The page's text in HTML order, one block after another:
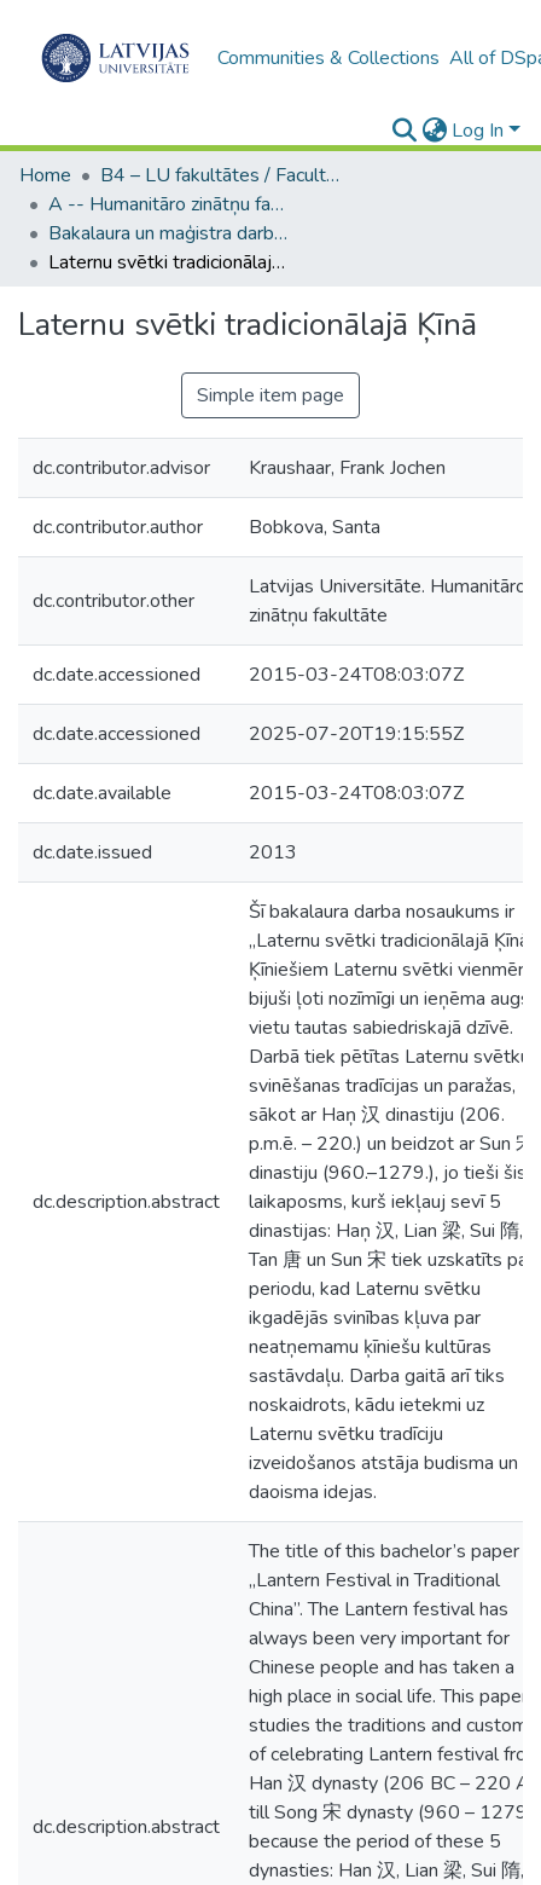
Communities & Collections All of
Log In
Home
B4 – LU fakultātes / Faculties of the UL
A -- Humanitāro zinātņu fakultāte / Faculty of Humanities
Bakalaura un maģistra darbi (HZF) / Bachelor's and Master's theses
Laternu svētki tradicionālajā Ķīnā
Laternu svētki tradicionālajā Ķīnā
Simple item page
dc.contributor.advisor Kraushaar, Frank Jochen
dc.contributor.author Bobkova, Santa
dc.contributor.other
Latvijas Universitāte. Humanitāro
zinātņu fakultāte
dc.date.accessioned 2015-03-24T08:03:07Z
dc.date.accessioned 2025-07-20T19:15:55Z
dc.date.available 2015-03-24T08:03:07Z
dc.date.issued 2013
dc.description.abstract
Šī bakalaura darba nosaukums ir
„Laternu svētki tradicionālajā Ķīnā”.
Ķīniešiem Laternu svētki vienmēr ir
bijuši ļoti nozīmīgi un ieņēma
vietu tautas sabiedriskajā dzīvē.
Darbā tiek pētītas Laternu svētku
svinēšanas tradīcijas un paražas,
sākot ar Haņ 汉 dinastiju (206.
p.m.ē. – 220.) un beidzot ar Sun 宋
dinastiju (960.–1279.), jo tieši šis
laikaposms, kurš iekļauj sevī 5
dinastijas: Haņ 汉, Lian 梁, Sui 隋,
Tan 唐 un Sun 宋 tiek uzskatīts par
periodu, kad Laternu svētku
ikgadējās svinības kļuva par
neatņemamu ķīniešu kultūras
sastāvdaļu. Darba gaitā arī tiks
noskaidrots, kādu ietekmi uz
Laternu svētku tradīciju
izveidošanos atstāja budisma un
daoisma idejas.
dc.description.abstract
The title of this bachelor’s paper is
„Lantern Festival in Traditional
China”. The Lantern festival has
always been very important for
Chinese people and has taken a
high place in social life. This paper
studies the traditions and customs
of celebrating Lantern festival from
Han 汉 dynasty (206 BC – 220
till Song 宋 dynasty (960 – 1279),
because the period of these 5
dynasties: Han 汉, Lian 梁, Sui 隋,